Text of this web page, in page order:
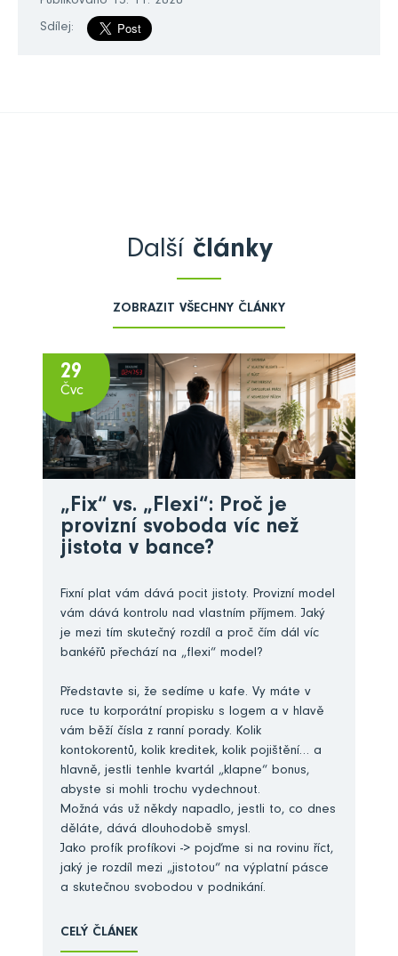
Sdílej:
Další články
ZOBRAZIT VŠECHNY ČLÁNKY
29
Čvc
„Fix“ vs. „Flexi“: Proč je
provizní svoboda víc než
jistota v bance?
Fixní plat vám dává pocit jistoty. Provizní model
vám dává kontrolu nad vlastním příjmem. Jaký
je mezi tím skutečný rozdíl a proč čím dál víc
bankéřů přechází na „flexi“ model?
Představte si, že sedíme u kafe. Vy máte v
ruce tu korporátní propisku s logem a v hlavě
vám běží čísla z ranní porady. Kolik
kontokorentů, kolik kreditek, kolik pojištění… a
hlavně, jestli tenhle kvartál „klapne“ bonus,
abyste si mohli trochu vydechnout.
Možná vás už někdy napadlo, jestli to, co dnes
děláte, dává dlouhodobě smysl.
Jako profík profíkovi -> pojďme si na rovinu říct,
jaký je rozdíl mezi „jistotou“ na výplatní pásce
a skutečnou svobodou v podnikání.
CELÝ ČLÁNEK